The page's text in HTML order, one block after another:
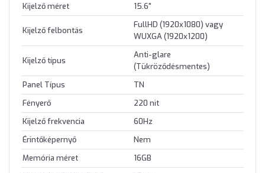
Kijelző méret
15.6"
Kijelző felbontás
FullHD (1920x1080) vagy
WUXGA (1920x1200)
Kijelző típus
Anti-glare
(Tükröződésmentes)
Panel Típus
TN
Fényerő
220 nit
Kijelző frekvencia
60Hz
Érintőképernyő
Nem
Memória méret
16GB